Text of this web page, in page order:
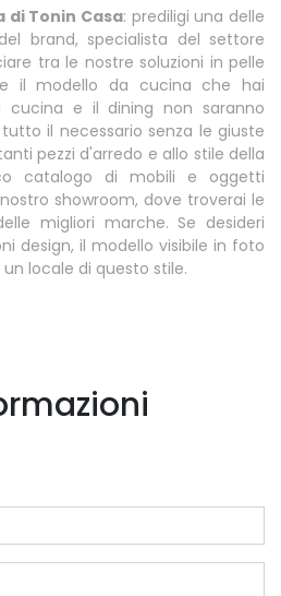
di Tonin Casa: prediligi una delle
brand, specialista del settore
tra le nostre soluzioni in pelle
il modello da cucina che hai
cucina e il dining non saranno
il necessario senza le giuste
pezzi d'arredo e allo stile della
catalogo di mobili e oggetti
showroom, dove troverai le
migliori marche. Se desideri
design, il modello visibile in foto
locale di questo stile.